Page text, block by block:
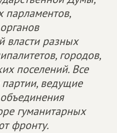
парламентов,
власти разных
городов,
поселений. Все
ведущие
гуманитарных
фронту.